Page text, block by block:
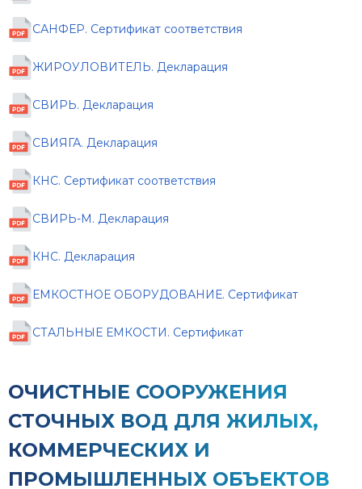
САНФЕР. Сертификат соответствия
ЖИРОУЛОВИТЕЛЬ. Декларация
СВИРЬ. Декларация
СВИЯГА. Декларация
КНС. Сертификат соответствия
СВИРЬ-М. Декларация
КНС. Декларация
ЕМКОСТНОЕ ОБОРУДОВАНИЕ. Сертификат
СТАЛЬНЫЕ ЕМКОСТИ. Сертификат
ОЧИСТНЫЕ СООРУЖЕНИЯ
СТОЧНЫХ ВОД ДЛЯ ЖИЛЫХ,
КОММЕРЧЕСКИХ И
ПРОМЫШЛЕННЫХ ОБЪЕКТОВ